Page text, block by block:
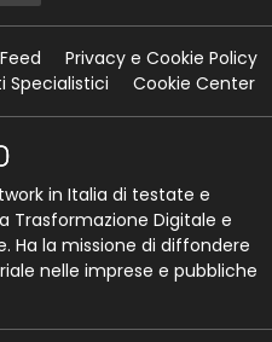
Privacy e Cookie Policy
Specialistici
Cookie Center
in Italia di testate e
Trasformazione Digitale e
Ha la missione di diffondere
nelle imprese e pubbliche